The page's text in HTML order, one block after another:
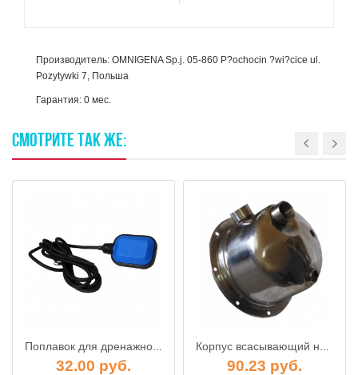
Производитель: OMNIGENA Sp.j. 05-860 P?ochocin ?wi?cice ul.
Pozytywki 7, Польша
Гарантия: 0 мес.
СМОТРИТЕ ТАКЖЕ:
Поплавок для дренажного насоса 3,0 м, JEMIX
32.00 руб.
Корпус всасывающий насоса AJ 50/60 (для насосов IBO)
90.23 руб.